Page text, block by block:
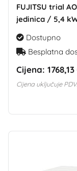
FUJITSU trial
jedinica / 5,4
Dostupno
Besplatna
Cijena:
Cijena uključuje PDV.